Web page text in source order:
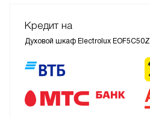
Кредит на
Духовой шкаф Electrolux EOF5C50Z